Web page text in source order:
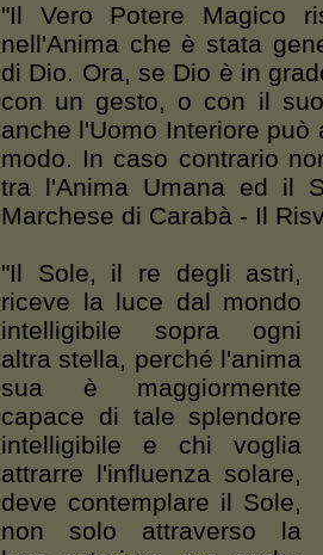
"Il Vero Potere Magico
nell'Anima che è stata
di Dio. Ora, se Dio è in
con un gesto, o con il
anche l'Uomo Interiore
modo. In caso contrario
tra l'Anima Umana ed il
Marchese di Carabà - Il
"Il Sole, il re degli astri,
riceve la luce dal mondo
intelligibile sopra ogni
altra stella, perché l'anima
sua è maggiormente
capace di tale splendore
intelligibile e chi voglia
attrarre l'influenza solare,
deve contemplare il Sole,
non solo attraverso la